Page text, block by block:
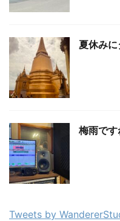
夏休み
梅雨です
Tweets by